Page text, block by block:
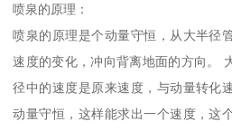
喷泉的原理：
喷泉的原理是个动量守恒，从大半径
速度的变化，冲向背离地面的方向。
径中的速度是原来速度，与动量转化
动量守恒，这样能求出一个速度，这